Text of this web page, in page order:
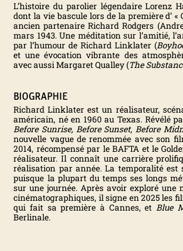
N
T
E
R
N
A
T
L’histoire du parolier légendaire Lorenz
dont la vie bascule lors de la première d’ «
ancien partenaire Richard Rodgers
mars 1943. Une méditation sur l’amitié,
par l’humour de Richard Linklater (
et une évocation vibrante des
avec aussi Margaret Qualley (The
BIOGRAPHIE
Richard Linklater est un réalisateur,
américain, né en 1960 au Texas. Révélé
Before Sunrise, Before Sunset, Before
nouvelle vague de renommée avec son
2014, récompensé par le BAFTA et le
réalisateur. Il connaît une carrière
réalisation par année. La temporalité est
puisque la plupart du temps ses longs
sur une journée. Après avoir exploré une
cinématographiques, il signe en 2025 les
qui fait sa première à Cannes, et Blue
Berlinale.